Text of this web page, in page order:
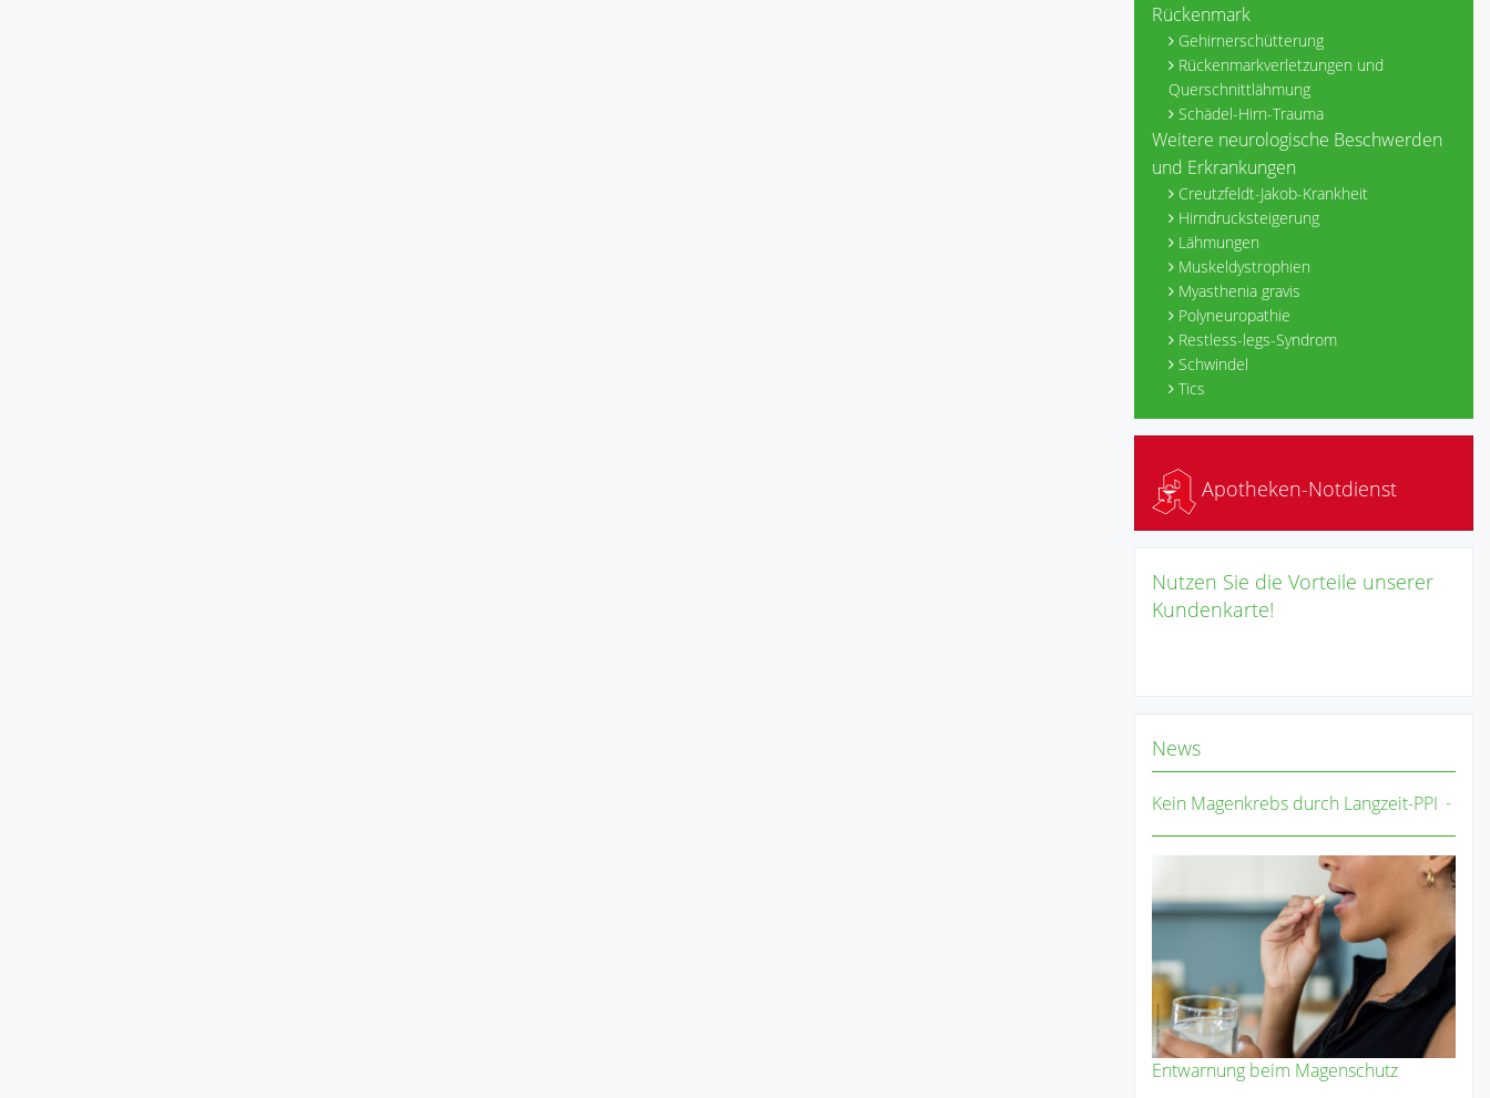
Rückenmark
Gehirnerschütterung
Rückenmarkverletzungen und
Querschnittlähmung
Schädel-Hirn-Trauma
Weitere neurologische Beschwerden
und Erkrankungen
Creutzfeldt-Jakob-Krankheit
Hirndrucksteigerung
Lähmungen
Muskeldystrophien
Myasthenia gravis
Polyneuropathie
Restless-legs-Syndrom
Schwindel
Tics
Apotheken-Notdienst
Nutzen Sie die Vorteile unserer
Kundenkarte!
News
Kein Magenkrebs durch Langzeit-PPI
Entwarnung beim Magenschutz